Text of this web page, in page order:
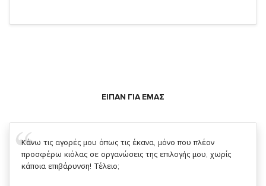
ΕΙΠΑΝ ΓΙΑ ΕΜΑΣ
Σας ευχαριστώ που μας δίνετε την δυνατότητα να κάνουμε
κάτι!